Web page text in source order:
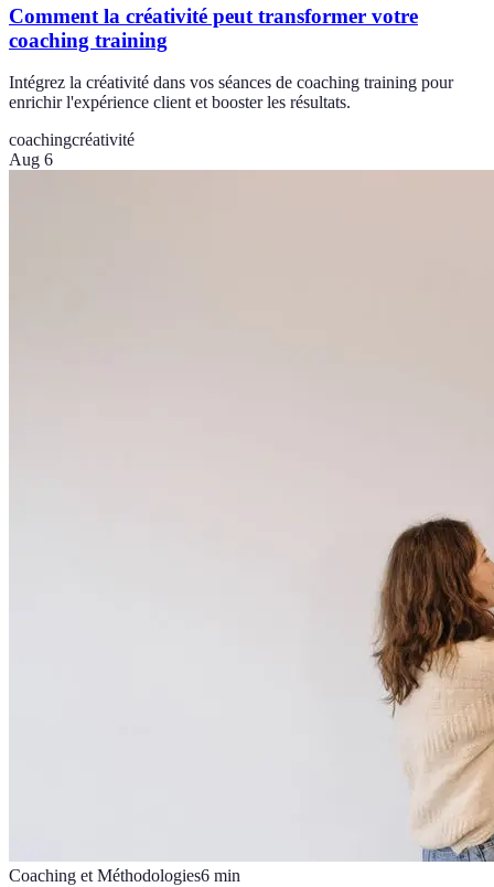
Comment la créativité peut transformer votre
coaching training
Intégrez la créativité dans vos séances de coaching training pour
enrichir l'expérience client et booster les résultats.
coachingcréativité
Aug 6
Coaching et Méthodologies6 min